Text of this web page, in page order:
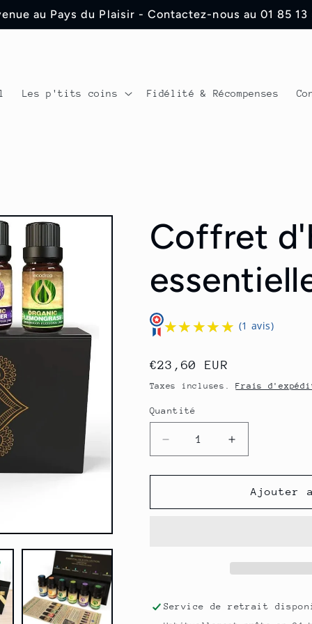
au Pays du Plaisir - Contactez-nous au 01 85 13
Les p'tits coins Fidélité & Récompenses
Coffret
★★★★★
★★★★★ (1 avis)
Prix
habituel
€23,60 EUR
Taxes incluses.Frais
Quantité
Quantité
Réduire
la
quantité
Coffret
Augmenter
la
quantité
Coffret
Ajouter
Service de retrait